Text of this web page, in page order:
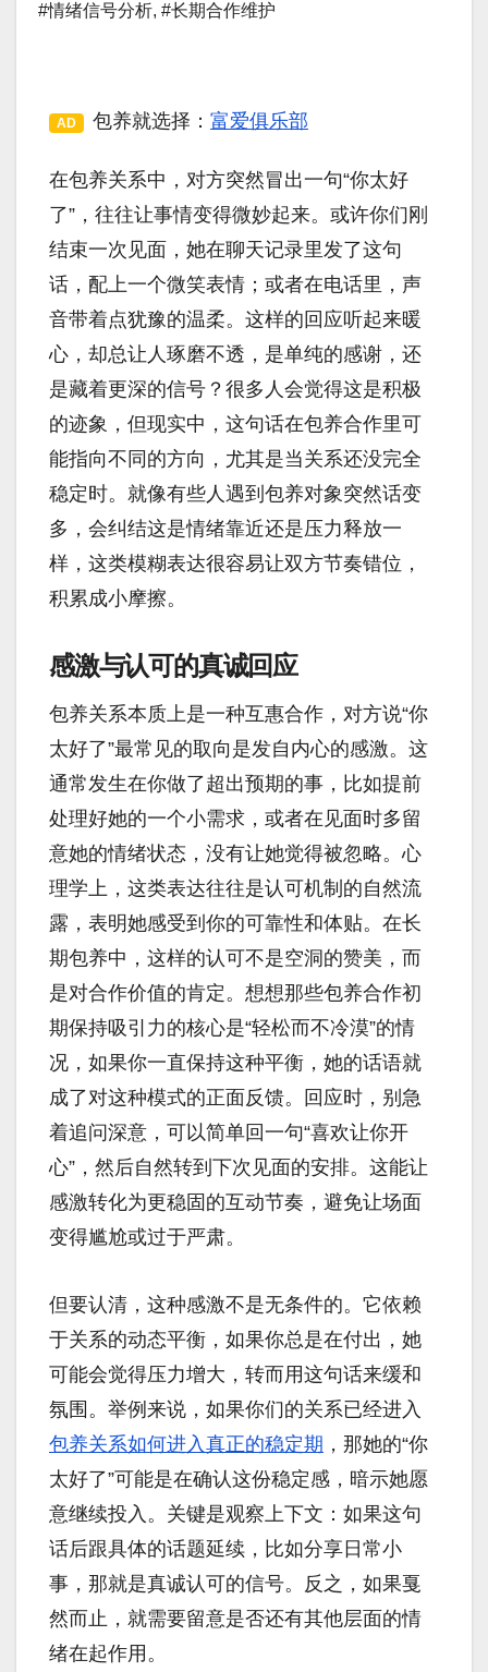
#情绪信号分析, #长期合作维护
AD 包养就选择： 富爱俱乐部
在包养关系中，对方突然冒出一句“你太好
了”，往往让事情变得微妙起来。或许你们刚
结束一次见面，她在聊天记录里发了这句
话，配上一个微笑表情；或者在电话里，声
音带着点犹豫的温柔。这样的回应听起来暖
心，却总让人琢磨不透，是单纯的感谢，还
是藏着更深的信号？很多人会觉得这是积极
的迹象，但现实中，这句话在包养合作里可
能指向不同的方向，尤其是当关系还没完全
稳定时。就像有些人遇到包养对象突然话变
多，会纠结这是情绪靠近还是压力释放一
样，这类模糊表达很容易让双方节奏错位，
积累成小摩擦。
感激与认可的真诚回应
包养关系本质上是一种互惠合作，对方说“你
太好了”最常见的取向是发自内心的感激。这
通常发生在你做了超出预期的事，比如提前
处理好她的一个小需求，或者在见面时多留
意她的情绪状态，没有让她觉得被忽略。心
理学上，这类表达往往是认可机制的自然流
露，表明她感受到你的可靠性和体贴。在长
期包养中，这样的认可不是空洞的赞美，而
是对合作价值的肯定。想想那些包养合作初
期保持吸引力的核心是“轻松而不冷漠”的情
况，如果你一直保持这种平衡，她的话语就
成了对这种模式的正面反馈。回应时，别急
着追问深意，可以简单回一句“喜欢让你开
心”，然后自然转到下次见面的安排。这能让
感激转化为更稳固的互动节奏，避免让场面
变得尴尬或过于严肃。
但要认清，这种感激不是无条件的。它依赖
于关系的动态平衡，如果你总是在付出，她
可能会觉得压力增大，转而用这句话来缓和
氛围。举例来说，如果你们的关系已经进入
包养关系如何进入真正的稳定期 ，那她的“你
太好了”可能是在确认这份稳定感，暗示她愿
意继续投入。关键是观察上下文：如果这句
话后跟具体的话题延续，比如分享日常小
事，那就是真诚认可的信号。反之，如果戛
然而止，就需要留意是否还有其他层面的情
绪在起作用。